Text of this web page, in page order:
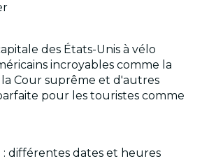
des États-Unis à vélo
incroyables comme la
la Cour suprême et d'autres
pour les touristes comme
: différentes dates et heures